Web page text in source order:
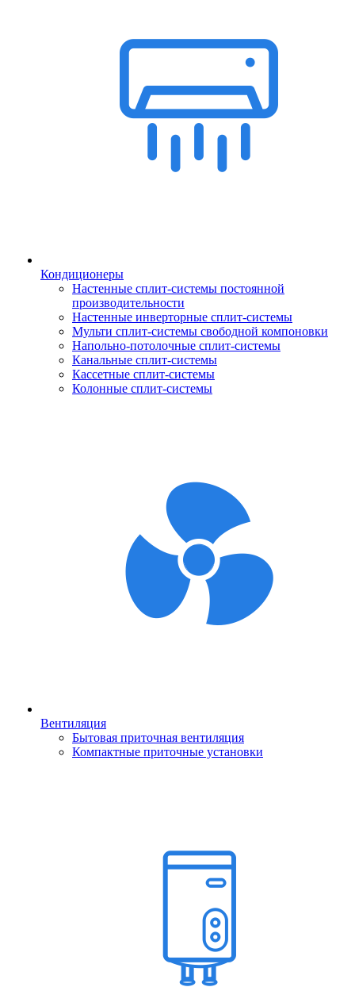
Кондиционеры
Настенные сплит-системы постоянной
производительности
Настенные инверторные сплит-системы
Мульти сплит-системы свободной компоновки
Напольно-потолочные сплит-системы
Канальные сплит-системы
Кассетные сплит-системы
Колонные сплит-системы
Вентиляция
Бытовая приточная вентиляция
Компактные приточные установки